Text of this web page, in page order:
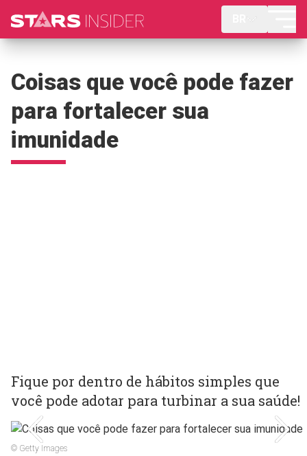
Coisas que você pode fazer
para fortalecer sua
imunidade
Fique por dentro de hábitos simples que
você pode adotar para turbinar a sua saúde!
© Getty Images